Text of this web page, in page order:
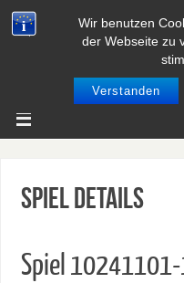
Wir benutzen
der Webseite zu
Verstanden
Spiel Details
Spiel